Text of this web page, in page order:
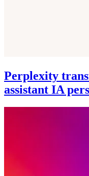
Perplexity
assistant IA